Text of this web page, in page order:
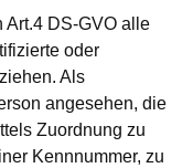
Art.4 DS-GVO alle
oder
Als
angesehen, die
Zuordnung zu
Kennnummer, zu